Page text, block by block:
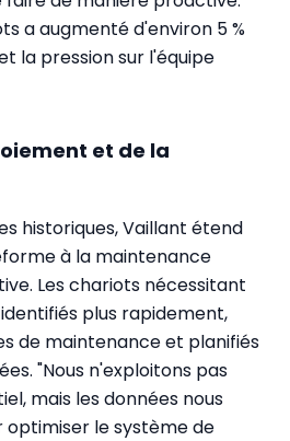
a augmenté d'environ 5 %
la pression sur l'équipe
et de la
historiques, Vaillant étend
à la maintenance
Les chariots nécessitant
plus rapidement,
de maintenance et planifiés
"Nous n'exploitons pas
mais les données nous
optimiser le système de